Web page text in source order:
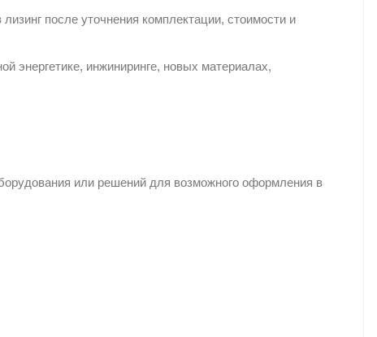
после уточнения комплектации, стоимости и
энергетике, инжиниринге, новых материалах,
или решений для возможного оформления в